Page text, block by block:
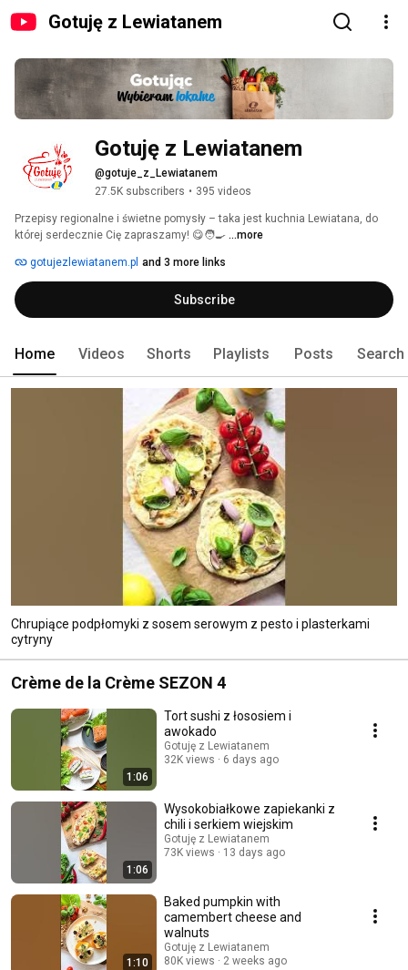
Gotuję z Lewiatanem
Gotuję z Lewiatanem
@gotuje_z_Lewiatanem
27.5K subscribers • 395 videos
Przepisy regionalne i świetne pomysły – taka jest kuchnia Lewiatana, do
której serdecznie Cię zapraszamy! 😋🧑‍🍳 ...more
gotujezlewiatanem.pl and 3 more links
Subscribe
Home Videos Shorts Playlists Posts Search
Chrupiące podpłomyki z sosem serowym z pesto i plasterkami
cytryny
Crème de la Crème SEZON 4
1:06
Tort sushi z łososiem i
awokado
Gotuję z Lewiatanem
32K views
6 days ago
1:06
Wysokobiałkowe zapiekanki z
chili i serkiem wiejskim
Gotuję z Lewiatanem
73K views
13 days ago
1:10
Baked pumpkin with
camembert cheese and
walnuts
Gotuję z Lewiatanem
80K views
2 weeks ago